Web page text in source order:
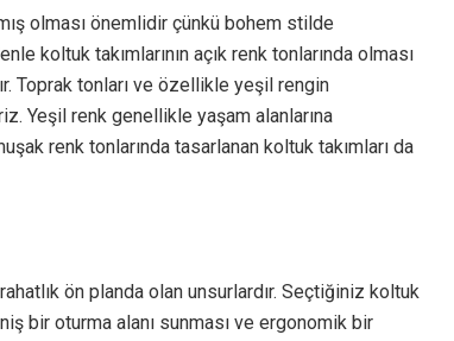
olması önemlidir çünkü bohem stilde
koltuk takımlarının açık renk tonlarında olması
Toprak tonları ve özellikle yeşil rengin
Yeşil renk genellikle yaşam alanlarına
renk tonlarında tasarlanan koltuk takımları da
ön planda olan unsurlardır. Seçtiğiniz koltuk
bir oturma alanı sunması ve ergonomik bir